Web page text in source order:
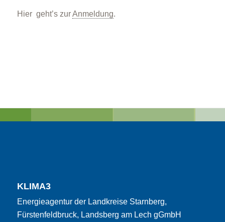
Hier geht’s zurAnmeldung.
KLIMA3
Energieagentur der Landkreise Starnberg,
Fürstenfeldbruck, Landsberg am Lech gGmbH